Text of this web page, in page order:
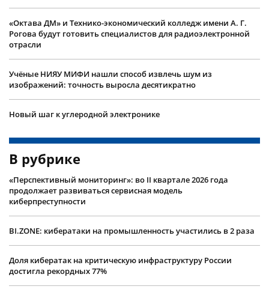
«Октава ДМ» и Технико-экономический колледж имени А. Г.
Рогова будут готовить специалистов для радиоэлектронной
отрасли
Учëные НИЯУ МИФИ нашли способ извлечь шум из
изображений: точность выросла десятикратно
Новый шаг к углеродной электронике
В рубрике
«Перспективный мониторинг»: во II квартале 2026 года
продолжает развиваться сервисная модель
киберпреступности
BI.ZONE: кибератаки на промышленность участились в 2 раза
Доля кибератак на критическую инфраструктуру России
достигла рекордных 77%